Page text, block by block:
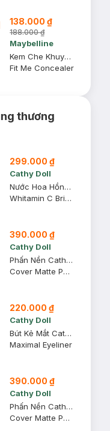
138.000 ₫
188.000 ₫
Maybelline
Kem Che Khuyết Điểm Maybelline Mịn Lì 05 Ivory 6.8ml
Fit Me Concealer
thương
299.000 ₫
Cathy Doll
Nước Hoa Hồng Cathy Doll Dưỡng Sáng, Mờ Thâm 300ml
Whitamin C Brightening Toner And Essence
390.000 ₫
Cathy Doll
Phấn Nền Cathy Doll Mịn Lì 01 Ivory - Da Sáng Hồng 12g
Cover Matte Powder Pact SPF 30 PA +++
220.000 ₫
Cathy Doll
Bút Kẻ Mắt Cathy Doll Siêu Mảnh 02 Sexy Brown - Nâu 0.7ml
Maximal Eyeliner
390.000 ₫
Cathy Doll
Phấn Nền Cathy Doll Mịn Lì 03 Medium Beige - Da Trung Bình 12g
Cover Matte Powder Pact SPF 30 PA +++